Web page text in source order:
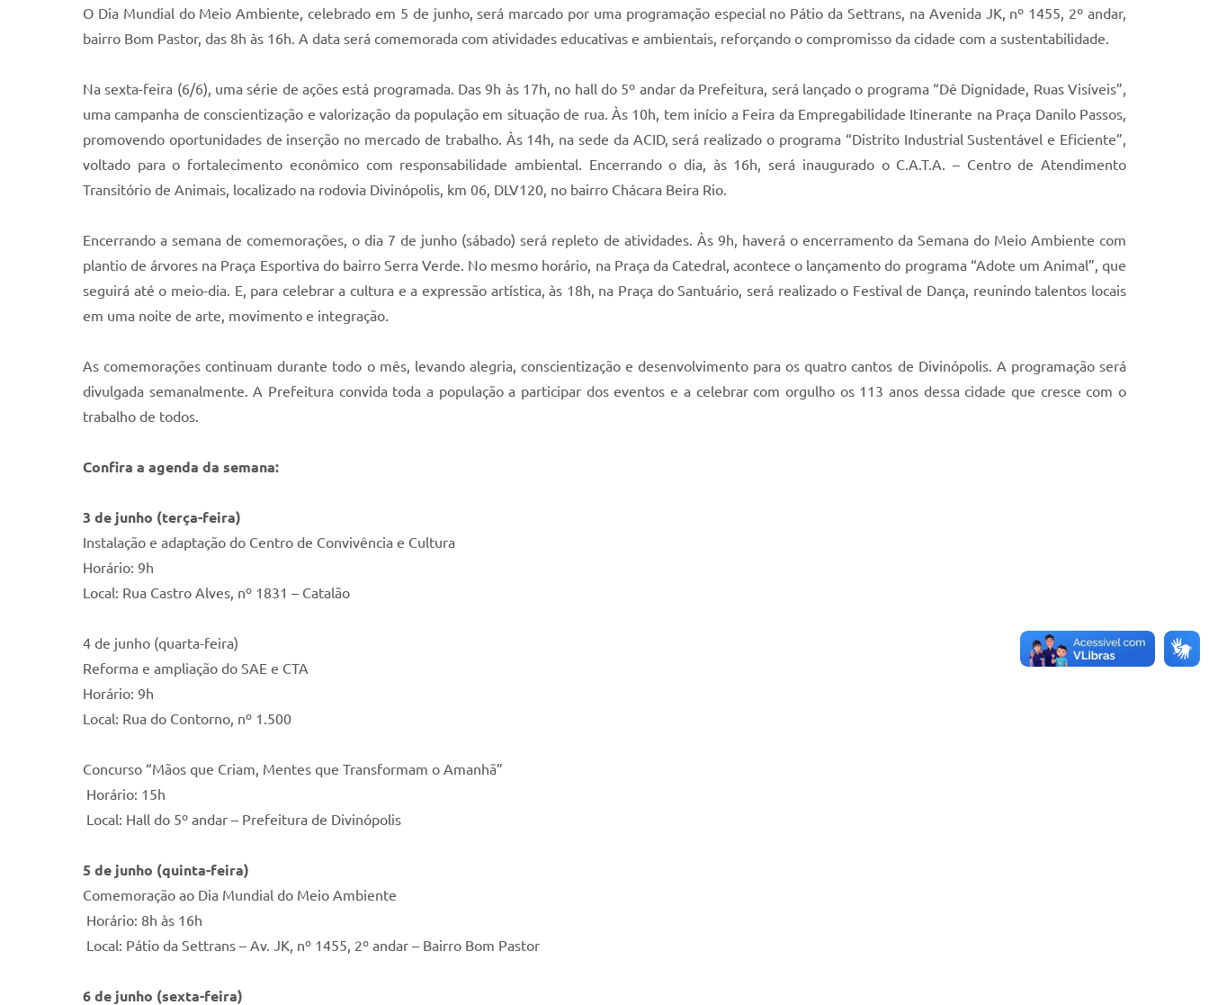
O Dia Mundial do Meio Ambiente, celebrado em 5 de junho, será marcado por uma programação especial no Pátio da Settrans, na Avenida JK, nº 1455, 2º andar,
bairro Bom Pastor, das 8h às 16h. A data será comemorada com atividades educativas e ambientais, reforçando o compromisso da cidade com a sustentabilidade.
Na sexta-feira (6/6), uma série de ações está programada. Das 9h às 17h, no hall do 5º andar da Prefeitura, será lançado o programa “Dê Dignidade, Ruas Visíveis”,
uma campanha de conscientização e valorização da população em situação de rua. Às 10h, tem início a Feira da Empregabilidade Itinerante na Praça Danilo Passos,
promovendo oportunidades de inserção no mercado de trabalho. Às 14h, na sede da ACID, será realizado o programa “Distrito Industrial Sustentável e Eficiente”,
voltado para o fortalecimento econômico com responsabilidade ambiental. Encerrando o dia, às 16h, será inaugurado o C.A.T.A. – Centro de Atendimento
Transitório de Animais, localizado na rodovia Divinópolis, km 06, DLV120, no bairro Chácara Beira Rio.
Encerrando a semana de comemorações, o dia 7 de junho (sábado) será repleto de atividades. Às 9h, haverá o encerramento da Semana do Meio Ambiente com
plantio de árvores na Praça Esportiva do bairro Serra Verde. No mesmo horário, na Praça da Catedral, acontece o lançamento do programa “Adote um Animal”, que
seguirá até o meio-dia. E, para celebrar a cultura e a expressão artística, às 18h, na Praça do Santuário, será realizado o Festival de Dança, reunindo talentos locais
em uma noite de arte, movimento e integração.
As comemorações continuam durante todo o mês, levando alegria, conscientização e desenvolvimento para os quatro cantos de Divinópolis. A programação será
divulgada semanalmente. A Prefeitura convida toda a população a participar dos eventos e a celebrar com orgulho os 113 anos dessa cidade que cresce com o
trabalho de todos.
Confira a agenda da semana:
3 de junho (terça-feira)
Instalação e adaptação do Centro de Convivência e Cultura
Horário: 9h
Local: Rua Castro Alves, nº 1831 – Catalão
4 de junho (quarta-feira)
Reforma e ampliação do SAE e CTA
Horário: 9h
Local: Rua do Contorno, nº 1.500
Concurso “Mãos que Criam, Mentes que Transformam o Amanhã”
Horário: 15h
Local: Hall do 5º andar – Prefeitura de Divinópolis
5 de junho (quinta-feira)
Comemoração ao Dia Mundial do Meio Ambiente
Horário: 8h às 16h
Local: Pátio da Settrans – Av. JK, nº 1455, 2º andar – Bairro Bom Pastor
6 de junho (sexta-feira)